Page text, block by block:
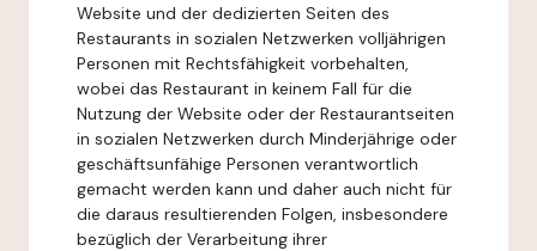
Website und der dedizierten Seiten des
Restaurants in sozialen Netzwerken volljährigen
Personen mit Rechtsfähigkeit vorbehalten,
wobei das Restaurant in keinem Fall für die
Nutzung der Website oder der Restaurantseiten
in sozialen Netzwerken durch Minderjährige oder
geschäftsunfähige Personen verantwortlich
gemacht werden kann und daher auch nicht für
die daraus resultierenden Folgen, insbesondere
bezüglich der Verarbeitung ihrer